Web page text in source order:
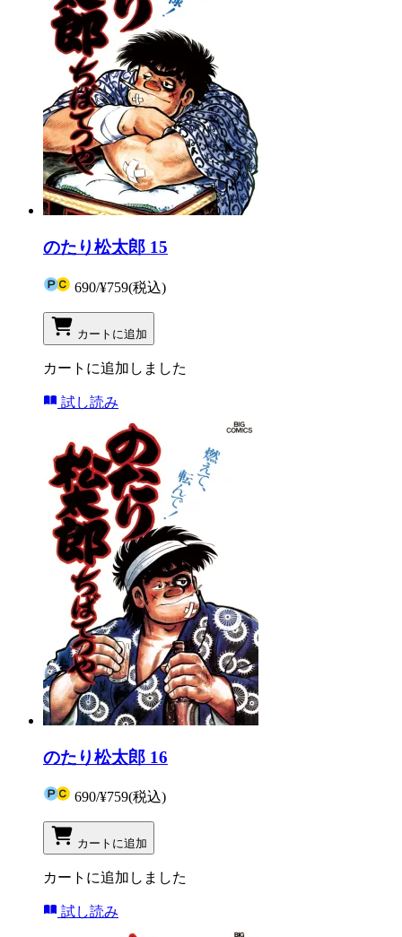
のたり松太郎 15
690/¥759(税込)
カートに追加
カートに追加しました
試し読み
のたり松太郎 16
690/¥759(税込)
カートに追加
カートに追加しました
試し読み